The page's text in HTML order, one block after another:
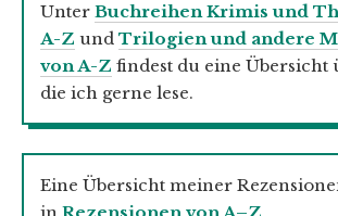
Unter Buchreihen Krimis und
A-Z und Trilogien und andere
von A-Z findest du eine Übersicht
die ich gerne lese.
Eine Übersicht meiner